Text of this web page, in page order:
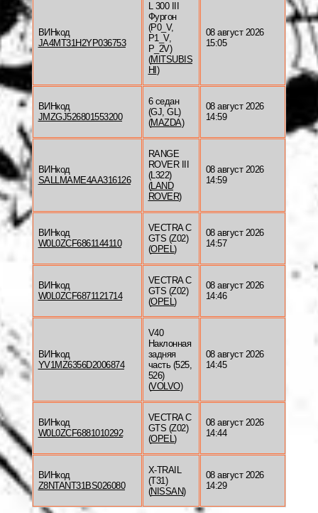
ВИНкод
JA4MT31H2YP036753
L 300 III
Фургон
(P0_V,
P1_V,
P_2V)
(MITSUBIS
HI )
08 август 2026
15:05
ВИНкод
JMZGJ526801553200
6 седан
(GJ, GL)
(MAZDA)
08 август 2026
14:59
ВИНкод
SALLMAME4AA316126
RANGE
ROVER III
(L322)
(LAND
ROVER)
08 август 2026
14:59
ВИНкод
W0L0ZCF6861144110
VECTRA C
GTS (Z02)
(OPEL)
08 август 2026
14:57
ВИНкод
W0L0ZCF6871121714
VECTRA C
GTS (Z02)
(OPEL)
08 август 2026
14:46
ВИНкод
YV1MZ6356D2006874
V40
Наклонная
задняя
часть (525,
526)
(VOLVO)
08 август 2026
14:45
ВИНкод
W0L0ZCF6881010292
VECTRA C
GTS (Z02)
(OPEL)
08 август 2026
14:44
ВИНкод
Z8NTANT31BS026080
X-TRAIL
(T31)
(NISSAN)
08 август 2026
14:29